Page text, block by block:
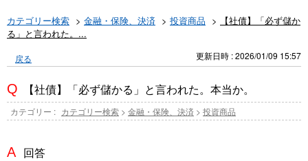
カテゴリー検索 > 金融・保険、決済 > 投資商品 >
【社債】「必ず儲か
る」と言われた。...
戻る 更新日時 : 2026/01/09 15:57
【社債】「必ず儲かる」と言われた。本当か。
カテゴリー : カテゴリー検索 > 金融・保険、決済 > 投資商品
回答